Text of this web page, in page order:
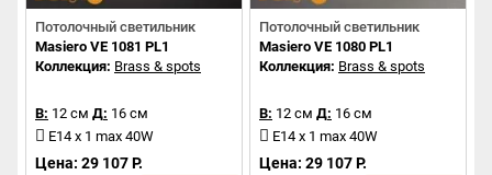
Потолочный светильник
Masiero VE 1081 PL1
Коллекция: Brass & spots
В: 12 см Д: 16 см
E14 x 1 max 40W
Цена: 29 107 Р.
Потолочный светильник
Masiero VE 1080 PL1
Коллекция: Brass & spots
В: 12 см Д: 16 см
E14 x 1 max 40W
Цена: 29 107 Р.